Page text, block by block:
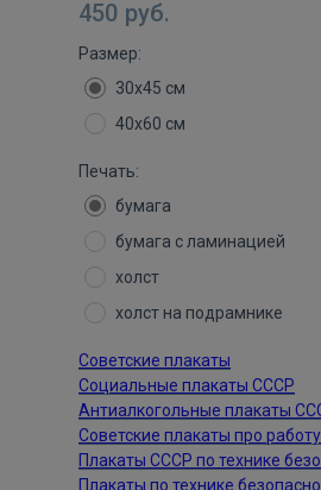
450 руб.
Размер:
30х45 см
40х60 см
Печать:
бумага
бумага с ламинацией
холст
холст на подрамнике
Советские плакаты
Социальные плакаты СССР
Антиалкогольные плакаты
Советские плакаты про
Плакаты СССР по технике
Плакаты по технике